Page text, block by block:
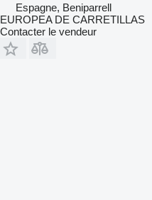
Espagne, Beniparrell
EUROPEA DE CARRETILLAS
Contacter le vendeur